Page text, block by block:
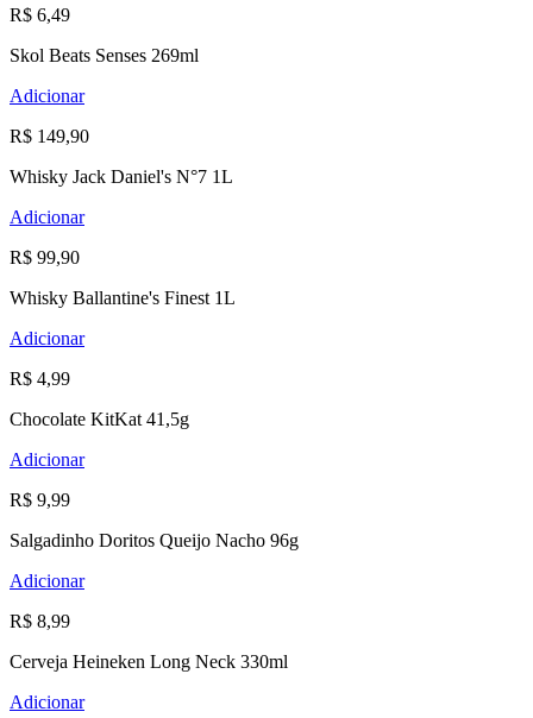
R$ 6,49
Skol Beats Senses 269ml
Adicionar
R$ 149,90
Whisky Jack Daniel's N°7 1L
Adicionar
R$ 99,90
Whisky Ballantine's Finest 1L
Adicionar
R$ 4,99
Chocolate KitKat 41,5g
Adicionar
R$ 9,99
Salgadinho Doritos Queijo Nacho 96g
Adicionar
R$ 8,99
Cerveja Heineken Long Neck 330ml
Adicionar